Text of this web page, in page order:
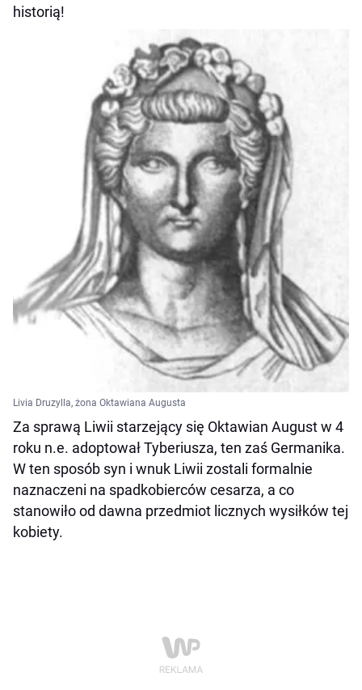
historią!
Livia Druzylla, żona Oktawiana Augusta
Za sprawą Liwii starzejący się Oktawian August w 4
roku n.e. adoptował Tyberiusza, ten zaś Germanika.
W ten sposób syn i wnuk Liwii zostali formalnie
naznaczeni na spadkobierców cesarza, a co
stanowiło od dawna przedmiot licznych wysiłków tej
kobiety.